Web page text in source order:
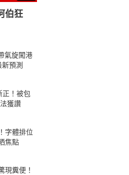
伯狂
氣旋闖港
預測
正！被包
獲讚
字體排位
焦點
現糞便！